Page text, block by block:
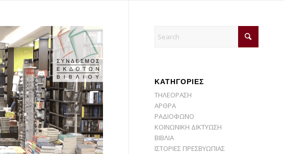
KΑΤΗΓΟΡΙΕΣ
ΤΗΛΕΟΡΑΣΗ
ΑΡΘΡΑ
ΡΑΔΙΟΦΩΝΟ
ΚΟΙΝΩΝΙΚΗ ΔΙΚΤΥΩΣΗ
ΒΙΒΛΙΑ
ΙΣΤΟΡΙΕΣ ΠΡΕΣΒΥΩΠΙΑΣ